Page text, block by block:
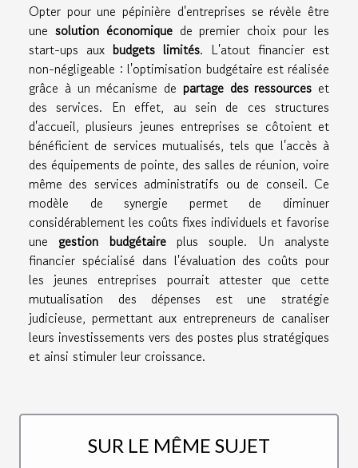
Opter pour une pépinière d'entreprises se révèle être
une solution économiquede premier choix pour les
start-ups aux budgets limités. L'atout financier est
non-négligeable : l'optimisation budgétaire est réalisée
grâce à un mécanisme de partage des ressources et
des services. En effet, au sein de ces structures
d'accueil, plusieurs jeunes entreprises se côtoient et
bénéficient de services mutualisés, tels que l'accès à
des équipements de pointe, des salles de réunion, voire
même des services administratifs ou de conseil. Ce
modèle de synergie permet de diminuer
considérablement les coûts fixes individuels et favorise
une gestion budgétaireplus souple. Un analyste
financier spécialisé dans l'évaluation des coûts pour
les jeunes entreprises pourrait attester que cette
mutualisation des dépenses est une stratégie
judicieuse, permettant aux entrepreneurs de canaliser
leurs investissements vers des postes plus stratégiques
et ainsi stimuler leur croissance.
SUR LE MÊME SUJET